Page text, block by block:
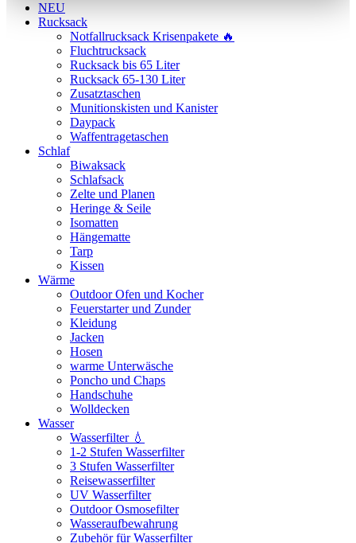
NEU
Rucksack
Notfallrucksack Krisenpakete 🔥
Fluchtrucksack
Rucksack bis 65 Liter
Rucksack 65-130 Liter
Zusatztaschen
Munitionskisten und Kanister
Daypack
Waffentragetaschen
Schlaf
Biwaksack
Schlafsack
Zelte und Planen
Heringe & Seile
Isomatten
Hängematte
Tarp
Kissen
Wärme
Outdoor Ofen und Kocher
Feuerstarter und Zunder
Kleidung
Jacken
Hosen
warme Unterwäsche
Poncho und Chaps
Handschuhe
Wolldecken
Wasser
Wasserfilter 💧
1-2 Stufen Wasserfilter
3 Stufen Wasserfilter
Reisewasserfilter
UV Wasserfilter
Outdoor Osmosefilter
Wasseraufbewahrung
Zubehör für Wasserfilter